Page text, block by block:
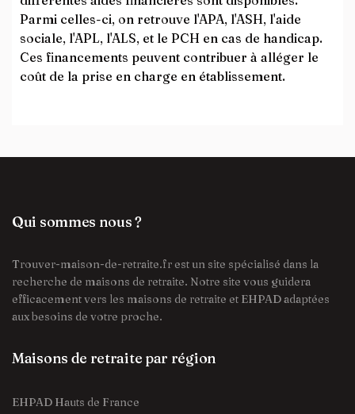
Parmi celles-ci, on retrouve l'APA, l'ASH, l'aide
sociale, l'APL, l'ALS, et le PCH en cas de handicap.
Ces financements peuvent contribuer à alléger le
coût de la prise en charge en établissement.
Qui sommes nous ?
Trouver-maison-de-retraite.fr est un site spécialisé dans la
recherche de maisons de retraite. Notre site vous guidera
efficacement vers les maisons de retraite et EHPAD adaptées
aux besoins de votre proche.
Maisons de retraite par région
EHPAD Hauts de France